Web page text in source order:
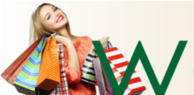
Bluzy damskie Roz L-
3XL. 1 kolor. Paczka
10 szt
54.00 zł